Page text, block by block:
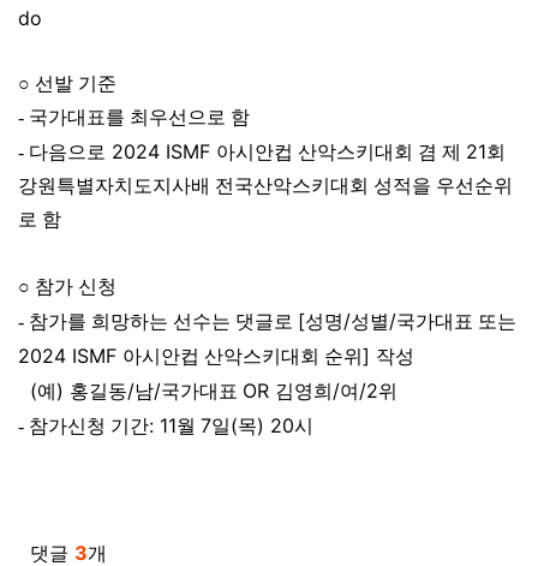
do
○ 선발 기준
- 국가대표를 최우선으로 함
- 다음으로 2024 ISMF 아시안컵 산악스키대회 겸 제 21회
강원특별자치도지사배 전국산악스키대회 성적을 우선순위
로 함
○ 참가 신청
- 참가를 희망하는 선수는 댓글로 [성명/성별/국가대표 또는
2024 ISMF 아시안컵 산악스키대회 순위 ] 작성
(예 ) 홍길동/남/국가대표 OR 김영희 /여 /2위
- 참가신청 기간: 11월 7일(목) 20시
댓글 3개